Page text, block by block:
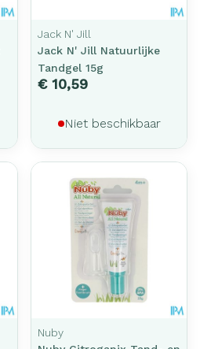
Jack N' Jill
Jack N' Jill Natuurlijke
Tandgel 15g
€ 10,59
Niet beschikbaar
Nuby